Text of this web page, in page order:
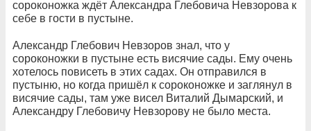
сороконожка ждёт Александра Глебовича Невзорова к
себе в гости в пустыне.
Александр Глебович Невзоров знал, что у
сороконожки в пустыне есть висячие сады. Ему очень
хотелось повисеть в этих садах. Он отправился в
пустыню, но когда пришёл к сороконожке и заглянул в
висячие сады, там уже висел Виталий Дымарский, и
Александру Глебовичу Невзорову не было места.